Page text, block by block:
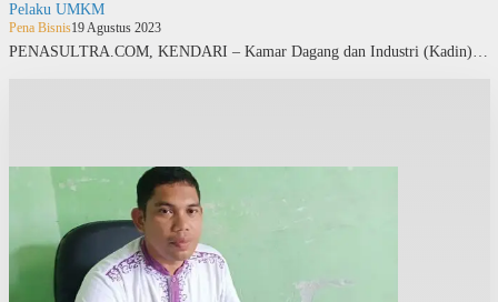
Pelaku UMKM
Pena Bisnis19 Agustus 2023
PENASULTRA.COM, KENDARI – Kamar Dagang dan Industri (Kadin)…